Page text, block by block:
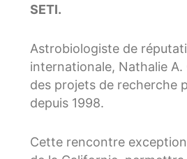
SETI.
Astrobiologiste de
internationale, Nathalie A.
des projets de recherche
depuis 1998.
Cette rencontre